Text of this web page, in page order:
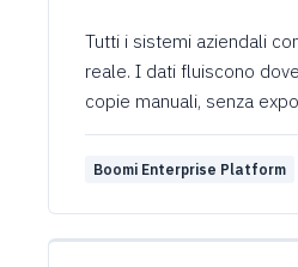
Tutti i sistemi aziendali
reale. I dati fluiscono
copie manuali, senza
Boomi Enterprise Platform